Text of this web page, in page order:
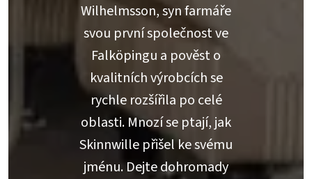
Wilhelmsson, syn farmáře
svou první společnost ve
Falköpingu a pověst o
kvalitních výrobcích se
rychle rozšířila po celé
oblasti. Mnozí se ptají, jak
Skinnwille přišel ke svému
jménu. Dejte dohromady